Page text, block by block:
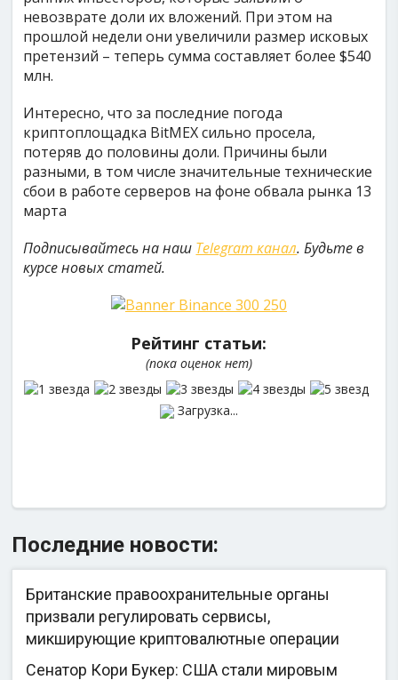
невозврате доли их вложений. При этом на
прошлой недели они увеличили размер исковых
претензий – теперь сумма составляет более $540
млн.
Интересно, что за последние погода
криптоплощадка BitMEX сильно просела,
потеряв до половины доли. Причины были
разными, в том числе значительные технические
сбои в работе серверов на фоне обвала рынка 13
марта
Подписывайтесь на наш Telegram канал. Будьте в
курсе новых статей.
Рейтинг статьи:
(пока оценок нет)
Загрузка...
Последние новости:
Британские правоохранительные органы
призвали регулировать сервисы,
микширующие криптовалютные операции
Сенатор Кори Букер: США стали мировым